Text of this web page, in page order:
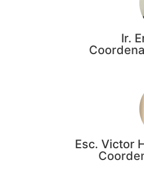
Ir.
Esc. Victor